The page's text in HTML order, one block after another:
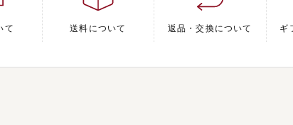
て 送料について 返品・交換について ギ